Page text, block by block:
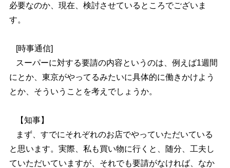
必要なのか、現在、検討させているところでございま
す。
[時事通信]
スーパーに対する要請の内容というのは、例えば1週間
にとか、東京がやってるみたいに具体的に働きかけよう
とか、そういうことを考えでしょうか。
【知事】
まず、すでにそれぞれのお店でやっていただいている
と思います。実際、私も買い物に行くと、随分、工夫し
ていただいていますが、それでも要請がなければ、なか